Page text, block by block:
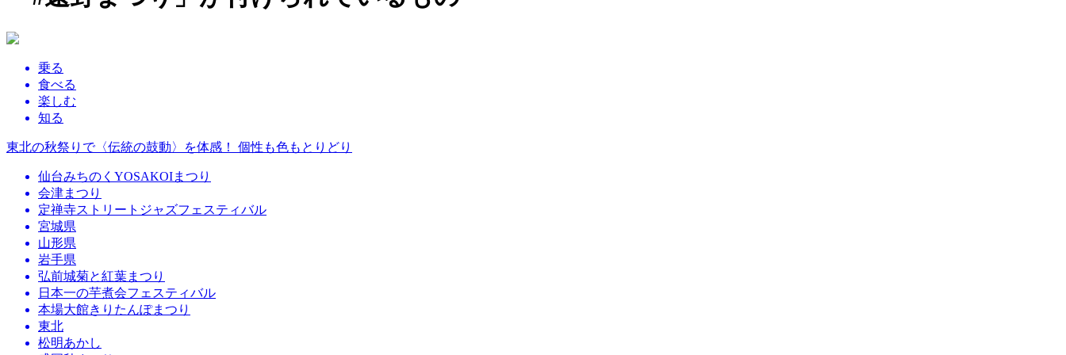
乗る
食べる
楽しむ
知る
東北の秋祭りで〈伝統の鼓動〉を体感！ 個性も色もとりどり
仙台みちのくYOSAKOIまつり
会津まつり
定禅寺ストリートジャズフェスティバル
宮城県
山形県
岩手県
弘前城菊と紅葉まつり
日本一の芋煮会フェスティバル
本場大館きりたんぽまつり
東北
松明あかし